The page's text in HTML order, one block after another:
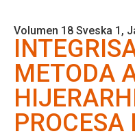
Volumen 18 Sveska 1,
METODA